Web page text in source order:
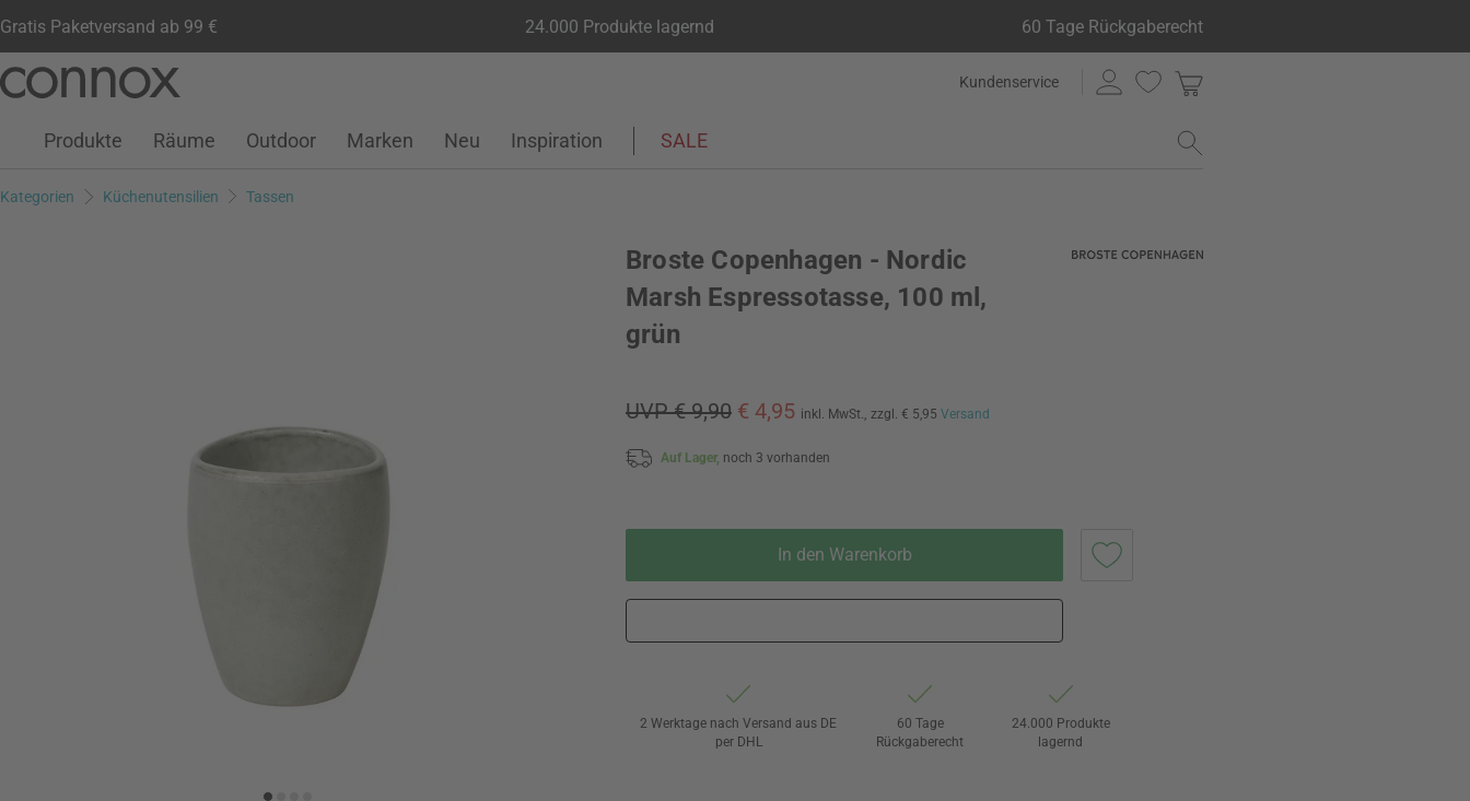
Gratis Paketversand ab 99 € 24.000 Produkte lagernd 60 Tage Rückgaberecht
Seiteninhalt
Suchfeld
Kundenservice
Kundenkonto
Wunschliste
Warenkorb
Produkte Räume Outdoor Marken Neu Inspiration SALE
Kategorien Küchenutensilien Tassen
Broste Copenhagen - Nordic
Marsh Espressotasse, 100 ml,
grün
UVP € 9,90 € 4,95 inkl. MwSt., zzgl. € 5,95 Versand
Auf Lager, noch 3 vorhanden
In den Warenkorb
2 Werktage nach Versand aus DE
per DHL
60 Tage
Rückgaberecht
24.000 Produkte
lagernd